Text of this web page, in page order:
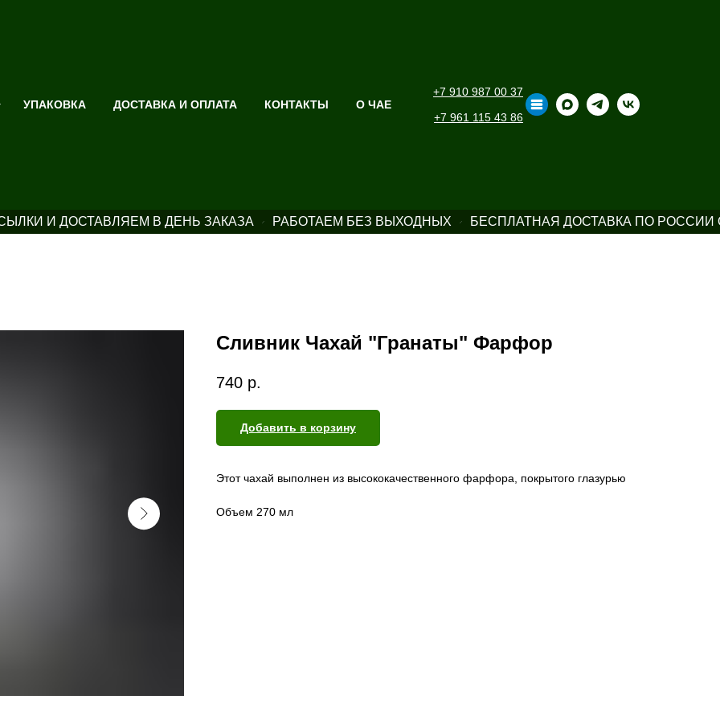
УПАКОВКА ДОСТАВКА И ОПЛАТА КОНТАКТЫ О ЧАЕ
+7 910 987 00 37
+7 961 115 43 86
И ДОСТАВЛЯЕМ В ДЕНЬ ЗАКАЗА РАБОТАЕМ БЕЗ ВЫХОДНЫХ БЕСПЛАТНАЯ ДОСТАВКА ПО РОССИИ
Сливник Чахай "Гранаты" Фарфор
740 р.
Добавить в корзину
Этот чахай выполнен из высококачественного фарфора, покрытого глазурью
Объем 270 мл